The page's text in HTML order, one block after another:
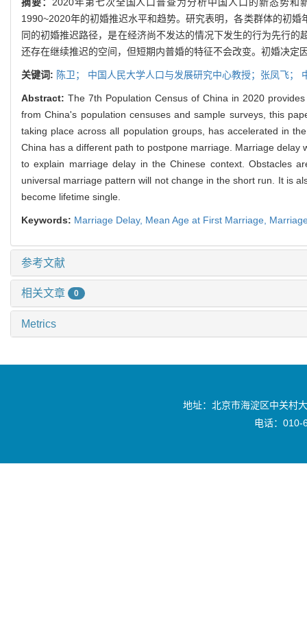
1990~2020年的初婚推迟水平和趋势。研究表明，各类群体的初
同的初婚推迟路径，是在经济尚不发达的情况下发生的行为先行
还存在继续推迟的空间，但短期内普婚的特征不会改变。初婚决
关键词: 陈卫； 中国人民大学人口与发展研究中心教授；张凤飞；
Abstract: The 7th Population Census of China in 2020
from China's population censuses and sample surveys, this
taking place across all population groups, has accelerated in
China has a different path to postpone marriage. Marriage
to explain marriage delay in the Chinese context. Obstacles
universal marriage pattern will not change in the short run. It is
become lifetime single.
Keywords: Marriage Delay, Mean Age at First Marriage,
参考文献
相关文章 0
Metrics
地址：北京市海淀区中关村
电话：